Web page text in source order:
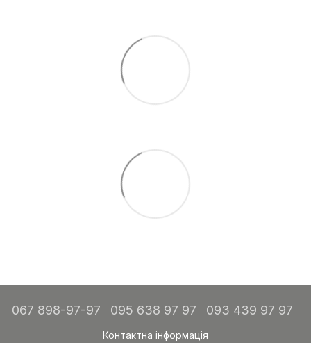
067 898-97-97 095 638 97 97 093 439 97 97
Контактна інформація